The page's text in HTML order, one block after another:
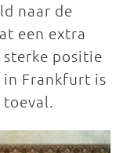
naar de
een extra
sterke positie
in Frankfurt is
toeval.